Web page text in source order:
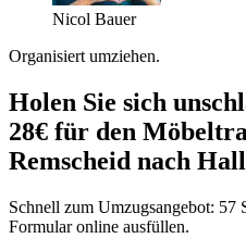
Nicol Bauer
Organisiert umziehen.
Holen Sie sich
28€ für den
Remscheid nach
Schnell zum Umzugsangebot: 57
Formular online ausfüllen.